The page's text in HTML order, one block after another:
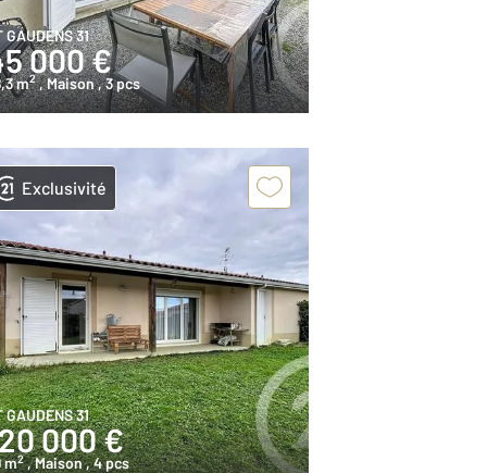
GAUDENS 31
000 €
m2 , Maison, 3 pcs
Exclusivité
GAUDENS 31
000 €
m2 , Maison, 4 pcs